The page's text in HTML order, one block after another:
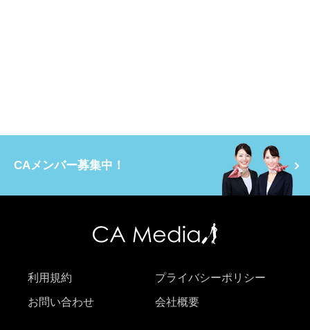
CAメンバー募集中！
利用規約 プライバシーポリシー
お問い合わせ 会社概要